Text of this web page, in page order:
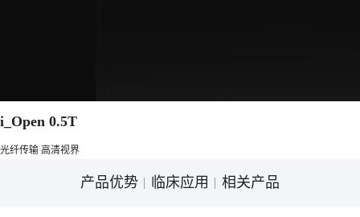
i_Open 0.5T
光纤传输 高清视界
产品优势 临床应用 相关产品